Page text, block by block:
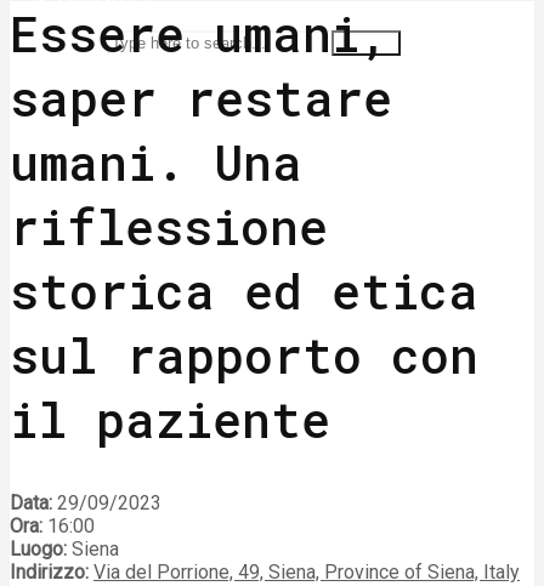
Search
Essere umani,
saper restare
umani. Una
riflessione
storica ed etica
sul rapporto con
il paziente
Data: 29/09/2023
Ora: 16:00
Luogo: Siena
Indirizzo: Via del Porrione, 49, Siena, Province of Siena, Italy